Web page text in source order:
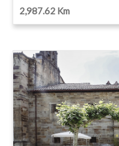
2,987.62 Km